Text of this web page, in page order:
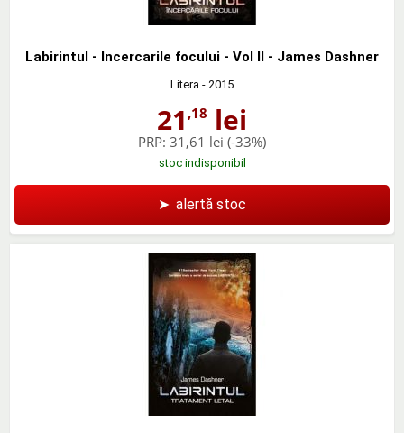
Labirintul - Incercarile focului - Vol II - James Dashner
Litera - 2015
21 ,18 lei
PRP: 31,61 lei (-33%)
stoc indisponibil
➤ alertă stoc